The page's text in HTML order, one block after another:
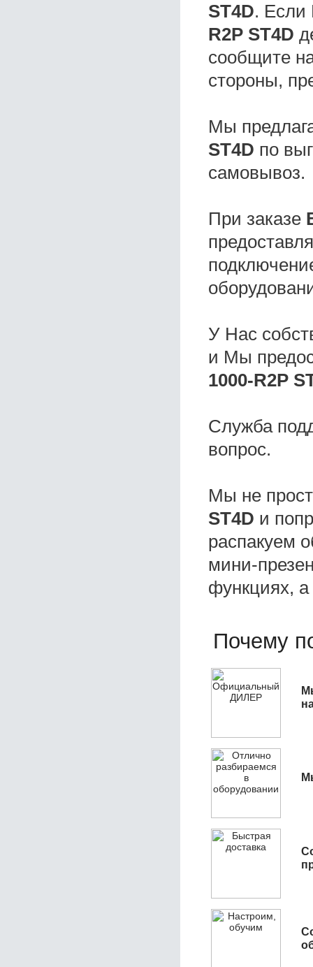
ST4D.
R2P ST4D
сообщите
стороны,
Мы
ST4D по
самовывоз.
При заказе
У Нас
и Мы
1000-R2P
Служба
вопрос.
Мы не
ST4D и
распакуем
мини-
функциях,
Почему